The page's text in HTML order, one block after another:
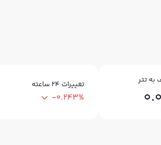
تتر تغییرات ۲۴ ساعته
-0.243%